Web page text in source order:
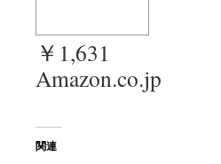
￥1,631
Amazon.co.jp
関連